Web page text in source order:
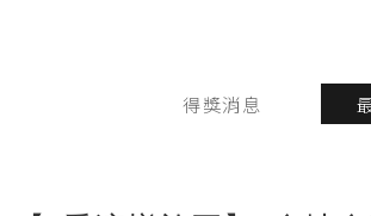
得獎消息